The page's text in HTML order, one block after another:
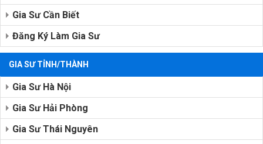
Gia Sư Cần Biết
Đăng Ký Làm Gia Sư
GIA SƯ TỈNH/THÀNH
Gia Sư Hà Nội
Gia Sư Hải Phòng
Gia Sư Thái Nguyên